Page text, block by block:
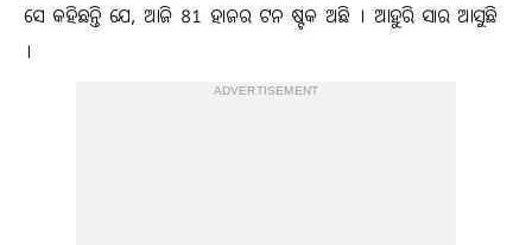
ସେ କହିଛନ୍ତି ଯେ, ଆଜି 81 ହାଜର ଟନ ଷ୍ଟକ ଅଛି । ଆହୁରି ସାର ଆସୁଛି
।
ADVERTISEMENT